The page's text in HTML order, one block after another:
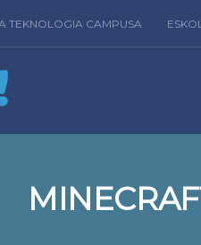
TEKNOLOGIA CAMPUSA